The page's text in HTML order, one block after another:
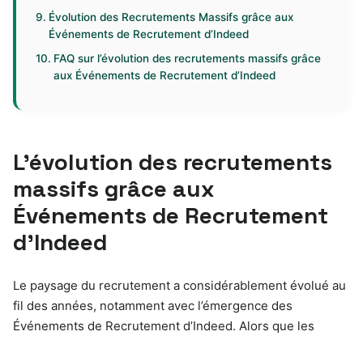
Évolution des Recrutements Massifs grâce aux
Événements de Recrutement d’Indeed
FAQ sur l’évolution des recrutements massifs grâce
aux Événements de Recrutement d’Indeed
L’évolution des recrutements
massifs grâce aux
Événements de Recrutement
d’Indeed
Le paysage du recrutement a considérablement évolué au
fil des années, notamment avec l’émergence des
Événements de Recrutement d’Indeed. Alors que les